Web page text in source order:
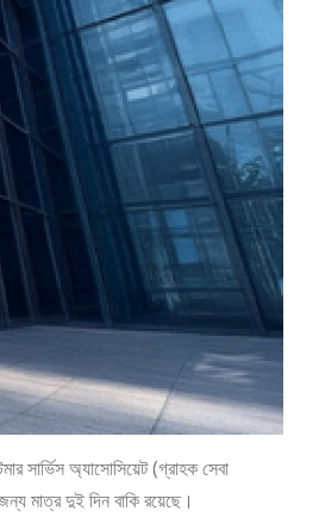
সার্ভিস অ্যাসোসিয়েট (গ্রাহক সেবা
মাত্র দুই দিন বাকি রয়েছে।